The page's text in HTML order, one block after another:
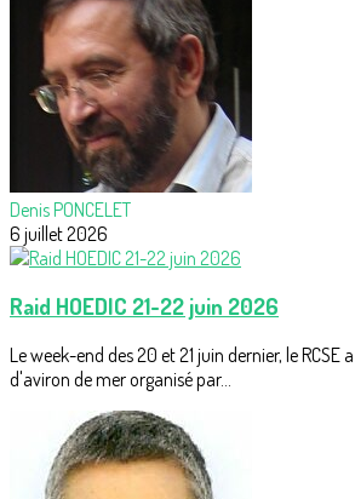
Denis PONCELET
6 juillet 2026
Raid HOEDIC 21-22 juin 2026
Le week-end des 20 et 21 juin dernier, le RCSE
d'aviron de mer organisé par...